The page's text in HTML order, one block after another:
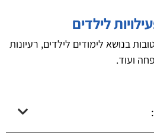
לילדים
בנושא לימודים לילדים, רעיונות
ועוד.